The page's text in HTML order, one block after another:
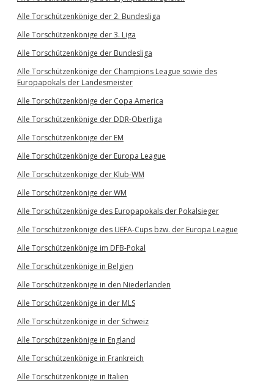
Alle Torschützenkönige der 2. Bundesliga
Alle Torschützenkönige der 3. Liga
Alle Torschützenkönige der Bundesliga
Alle Torschützenkönige der Champions League sowie des
Europapokals der Landesmeister
Alle Torschützenkönige der Copa America
Alle Torschützenkönige der DDR-Oberliga
Alle Torschützenkönige der EM
Alle Torschützenkönige der Europa League
Alle Torschützenkönige der Klub-WM
Alle Torschützenkönige der WM
Alle Torschützenkönige des Europapokals der Pokalsieger
Alle Torschützenkönige des UEFA-Cups bzw. der Europa League
Alle Torschützenkönige im DFB-Pokal
Alle Torschützenkönige in Belgien
Alle Torschützenkönige in den Niederlanden
Alle Torschützenkönige in der MLS
Alle Torschützenkönige in der Schweiz
Alle Torschützenkönige in England
Alle Torschützenkönige in Frankreich
Alle Torschützenkönige in Italien